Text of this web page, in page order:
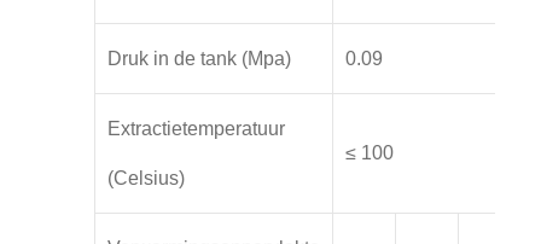
Druk in de tank (Mpa) 0.09
Extractietemperatuur
(Celsius)
≤ 100